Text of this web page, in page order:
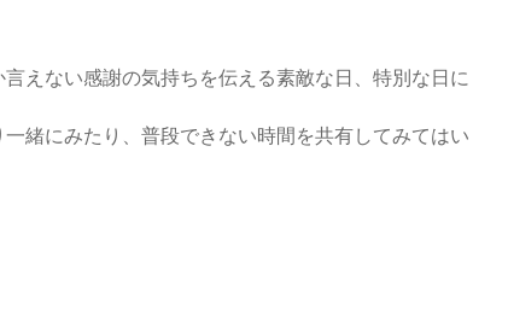
えない感謝の気持ちを伝える素敵な日、特別な日に
緒にみたり、普段できない時間を共有してみてはい